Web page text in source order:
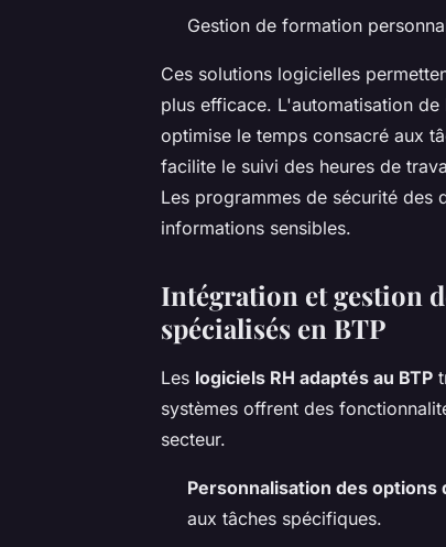
Gestion de formation
Ces solutions logicielles
plus efficace. L'automatisation de
optimise le temps consacré aux
facilite le suivi des heures de
Les programmes de sécurité des
informations sensibles.
Intégration et gestion
spécialisés en BTP
Les logiciels RH adaptés au BTP
systèmes offrent des
secteur.
Personnalisation des
aux tâches spécifiques.